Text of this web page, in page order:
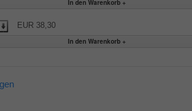
EUR 38,30